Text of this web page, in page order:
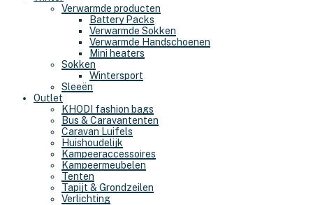
Verwarmde producten
Battery Packs
Verwarmde Sokken
Verwarmde Handschoenen
Mini heaters
Sokken
Wintersport
Sleeën
Outlet
KHODI fashion bags
Bus & Caravantenten
Caravan Luifels
Huishoudelijk
Kampeeraccessoires
Kampeermeubelen
Tenten
Tapijt & Grondzeilen
Verlichting